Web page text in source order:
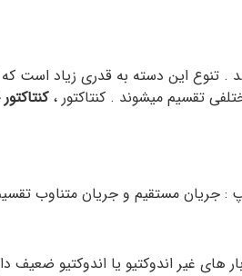
این دسته به قدری زیاد است که
تقسیم میشوند . کنتاکتور ،
جریان مستقیم و جریان متناوب